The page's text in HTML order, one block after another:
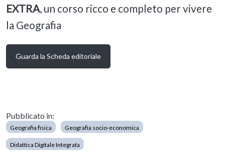
EXTRA, un corso ricco e completo per vivere
la Geografia
Guarda la Scheda editoriale
Pubblicato in:
Geografia fisica Geografia socio-economica
Didattica Digitale Integrata